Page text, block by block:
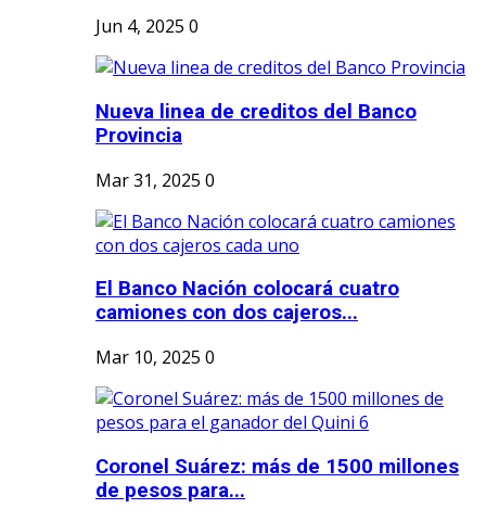
Jun 4, 2025 0
Nueva linea de creditos del Banco
Provincia
Mar 31, 2025 0
El Banco Nación colocará cuatro
camiones con dos cajeros...
Mar 10, 2025 0
Coronel Suárez: más de 1500 millones
de pesos para...